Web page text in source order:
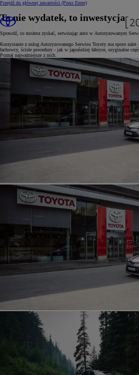
Przejdź do głównej zawartości (Press Enter)
To nie wydatek, to inwestycja
Sprawdź, co możesz zyskać, serwisując auto w Autoryzowanym
Korzystanie z usług Autoryzowanego Serwisu Toyoty ma sporo
fachowcy, ścisłe procedury - jak w japońskiej fabryce, oryginalne
Poznaj najważniejsze z nich.